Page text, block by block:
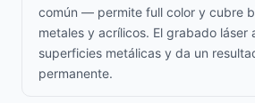
común — permite full color y cubre
metales y acrílicos. El grabado láser
superficies metálicas y da un
permanente.